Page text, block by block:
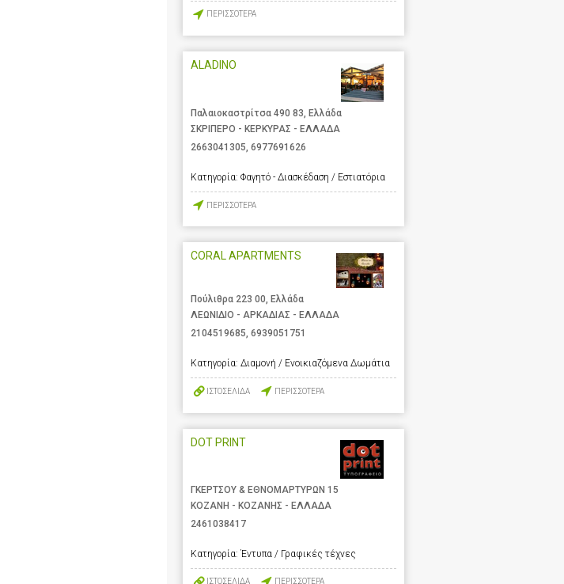
ΠΕΡΙΣΣΟΤΕΡΑ
ALADINO
Παλαιοκαστρίτσα 490 83, Ελλάδα
ΣΚΡΙΠΕΡΟ - ΚΕΡΚΥΡΑΣ - ΕΛΛΑΔΑ
2663041305, 6977691626
Κατηγορία: Φαγητό - Διασκέδαση / Εστιατόρια
ΠΕΡΙΣΣΟΤΕΡΑ
CORAL APARTMENTS
Πούλιθρα 223 00, Ελλάδα
ΛΕΩΝΙΔΙΟ - ΑΡΚΑΔΙΑΣ - ΕΛΛΑΔΑ
2104519685, 6939051751
Κατηγορία: Διαμονή / Ενοικιαζόμενα Δωμάτια
ΙΣΤΟΣΕΛΙΔΑ ΠΕΡΙΣΣΟΤΕΡΑ
DOT PRINT
ΓΚΕΡΤΣΟΥ & ΕΘΝΟΜΑΡΤΥΡΩΝ 15
ΚΟΖΑΝΗ - ΚΟΖΑΝΗΣ - ΕΛΛΑΔΑ
2461038417
Κατηγορία: Έντυπα / Γραφικές τέχνες
ΙΣΤΟΣΕΛΙΔΑ ΠΕΡΙΣΣΟΤΕΡΑ